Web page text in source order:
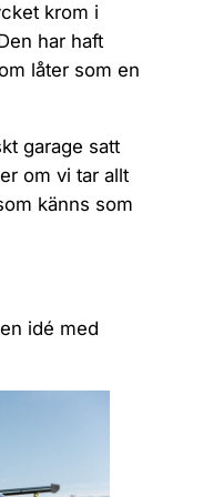
krom i
har haft
låter som en
garage satt
om vi tar allt
känns som
idé med